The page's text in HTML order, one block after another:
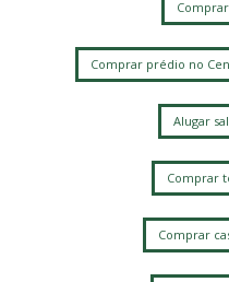
Comprar prédio no
Alugar
Comprar
Comprar